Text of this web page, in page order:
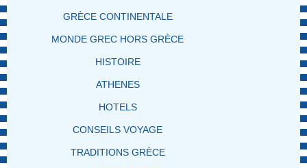
GRÈCE CONTINENTALE
MONDE GREC HORS GRÈCE
HISTOIRE
ATHENES
HOTELS
CONSEILS VOYAGE
TRADITIONS GRÈCE